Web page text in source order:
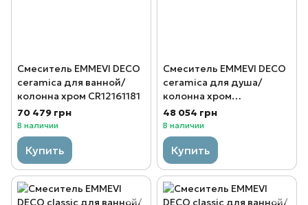
Смеситель EMMEVI DECO
ceramica для ванной/
колонна хром CR12161181
70 479 грн
В наличии
Купить
Смеситель EMMEVI DECO
ceramica для душа/
колонна хром
СR12100281
48 054 грн
В наличии
Купить